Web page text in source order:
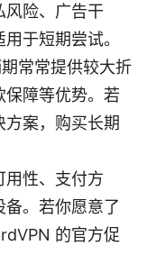
风险、广告干
于短期尝试。
常常提供较大折
保障等优势。若
案，购买长期
用性、支付方
。若你愿意了
的官方促